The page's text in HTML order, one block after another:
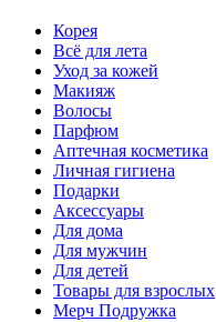
Корея
Всё для лета
Уход за кожей
Макияж
Волосы
Парфюм
Аптечная косметика
Личная гигиена
Подарки
Аксессуары
Для дома
Для мужчин
Для детей
Товары для взрослых
Мерч Подружка